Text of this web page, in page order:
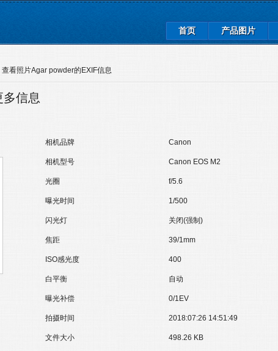
首页 产品图片
查看照片Agar powder的EXIF信息
信息
相机品牌 Canon
相机型号 Canon EOS M2
光圈 f/5.6
曝光时间 1/500
闪光灯 关闭(强制)
焦距 39/1mm
ISO感光度 400
白平衡 自动
曝光补偿 0/1EV
拍摄时间 2018:07:26 14:51:49
文件大小 498.26 KB